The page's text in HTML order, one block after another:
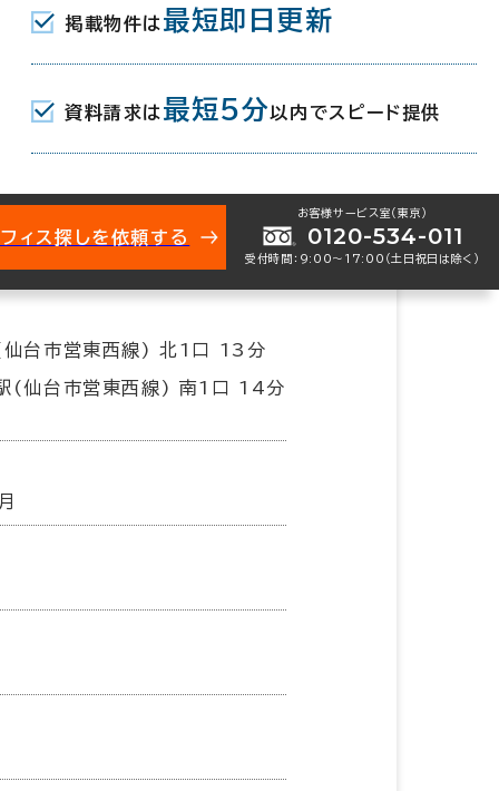
区萩野町2-3-1
台市営東西線) 北1口 13分
(仙台市営東西線) 南1口 14分
掲載物件は 最短即日更新
資料請求は 最短5分 以内でスピード提供
ィス探しを依頼する
お客様サービス室（東京）
0120-534-011
受付時間：9:00〜17:00（土日祝日は除く）